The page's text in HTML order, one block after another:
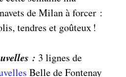
de Milan à forcer :
tendres et goûteux !
: 3 lignes de
Belle de Fontenay